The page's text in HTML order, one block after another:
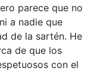
parece que no
a nadie que
de la sartén. He
de que los
con el